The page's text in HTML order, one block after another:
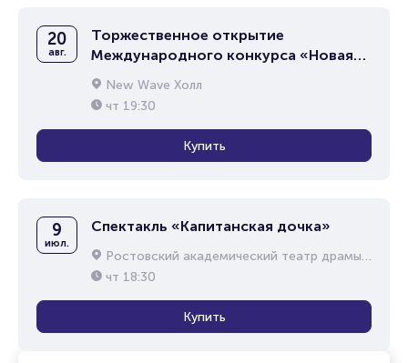
20
авг.
Торжественное открытие
Международного конкурса «Новая
волна 2026»
New Wave Холл
чт 19:30
Купить
9
июл.
Спектакль «Капитанская дочка»
Ростовский академический театр драмы им. М.Горького
чт 18:30
Купить